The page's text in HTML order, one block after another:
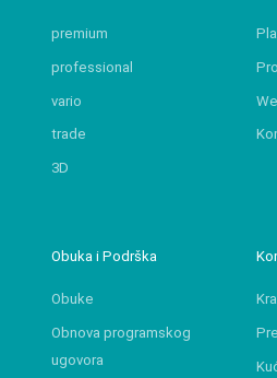
premium
professional
vario
trade
3D
Obuka i Podrška
Obuke
Obnova programskog
ugovora